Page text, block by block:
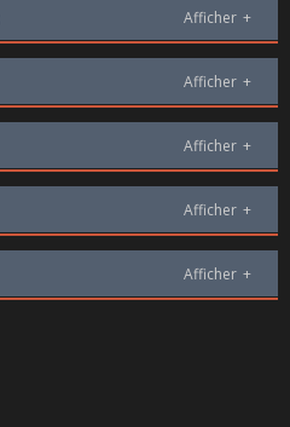
Afficher +
Afficher +
Afficher +
Afficher +
Afficher +